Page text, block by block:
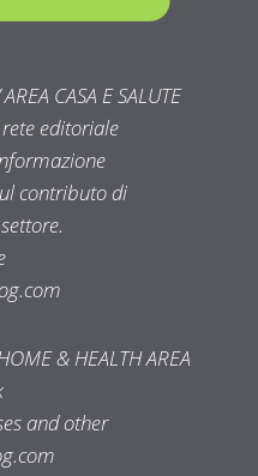
CASA E SALUTE
editoriale
contributo di
& HEALTH AREA
and other